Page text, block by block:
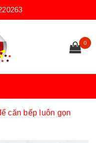
0
căn bếp luôn gọn